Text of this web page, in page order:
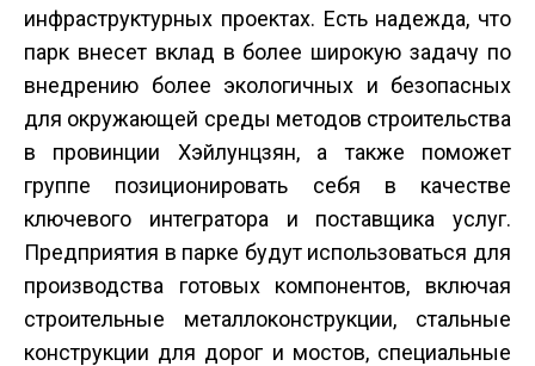
инфраструктурных проектах. Есть надежда, что
парк внесет вклад в более широкую задачу по
внедрению более экологичных и безопасных
для окружающей среды методов строительства
в провинции Хэйлунцзян, а также поможет
группе позиционировать себя в качестве
ключевого интегратора и поставщика услуг.
Предприятия в парке будут использоваться для
производства готовых компонентов, включая
строительные металлоконструкции, стальные
конструкции для дорог и мостов, специальные